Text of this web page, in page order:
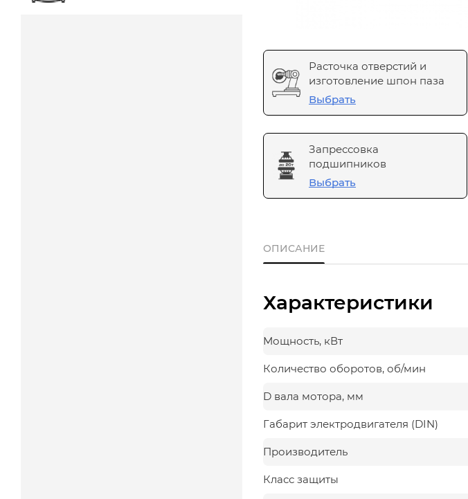
Расточка отверстий и
изготовление шпон паза
Выбрать
Запрессовка
подшипников
Выбрать
ОПИСАНИЕ
Характеристики
Мощность, кВт
Количество оборотов, об/мин
D вала мотора, мм
Габарит электродвигателя (DIN)
Производитель
Класс защиты